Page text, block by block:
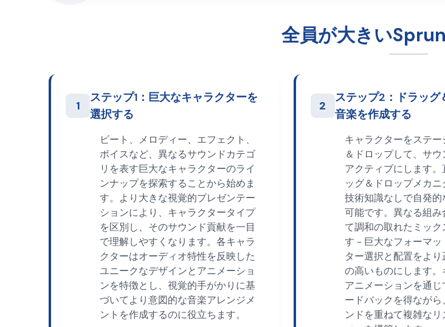
全員が大きい
1
ステップ1：巨大なキャラクターを
選択する
ビート、メロディー、エフェクト、
ボイスなど、異なるサウンドカテゴ
リを表す巨大なキャラクターのライ
ンナップを探索することから始めま
す。より大きな視覚的プレゼンテー
ションにより、キャラクタータイプ
を区別し、そのサウンド貢献を一目
で理解しやすくなります。各キャラ
クターはオーディオ特性を反映した
ユニークなデザインとアニメーショ
ンを特徴とし、視覚的手がかりに基
づいてより意図的な音楽アレンジメ
ントを作成するのに役立ちます。
2
ステップ2：ドラッグ
音楽を作成する
キャラクターをステ
＆ドロップして、サ
アクティブにします。
ッグ＆ドロップメカニ
技術知識なしで自発
可能です。異なる組み
て調和の取れたミック
す - 巨大なフォーマッ
ター選択と配置をよ
の高いものにします。
アニメーションを通じ
ードバックを得ながら
ンドを重ねて複雑な